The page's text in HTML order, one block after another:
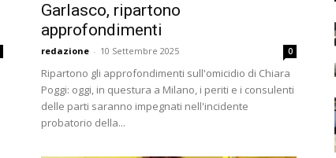
Garlasco, ripartono
approfondimenti
redazione - 10 Settembre 2025 0
Ripartono gli approfondimenti sull'omicidio di Chiara
Poggi: oggi, in questura a Milano, i periti e i consulenti
delle parti saranno impegnati nell'incidente
probatorio della...